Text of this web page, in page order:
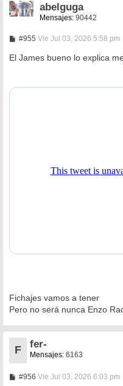
abelguga
Mensajes: 90442
#955M
n
s
e
Vie Jul 03, 2026 5:58 pm
El James bueno lo explica
Fichajes vamos a tener
Pero no será nunca Enzo
F
fer-
Mensajes: 6163
#956MVie Jul 03, 2026 6:03 pm